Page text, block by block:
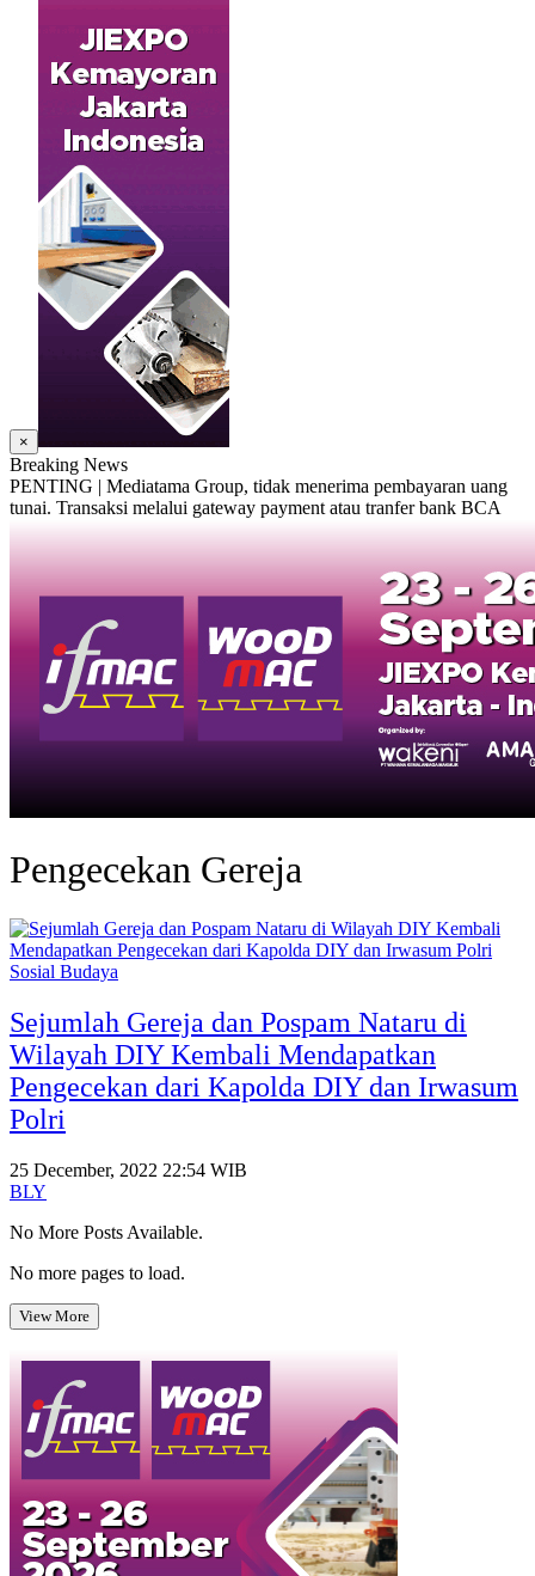
×
Breaking News
PENTING | Mediatama Group, tidak menerima pembayaran uang
tunai. Transaksi melalui gateway payment atau tranfer bank BCA
Pengecekan Gereja
Sosial Budaya
Sejumlah Gereja dan Pospam Nataru di
Wilayah DIY Kembali Mendapatkan
Pengecekan dari Kapolda DIY dan Irwasum
Polri
25 December, 2022 22:54 WIB
BLY
No More Posts Available.
No more pages to load.
View More